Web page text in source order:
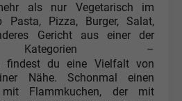
als nur Vegetarisch im
Pasta, Pizza, Burger, Salat,
Gericht aus einer der
Kategorien –
findest du eine Vielfalt von
Nähe. Schonmal einen
Flammkuchen, der mit